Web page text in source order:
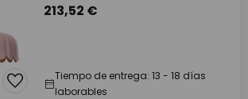
213,52 €
Tiempo de entrega: 13 - 18 días
laborables